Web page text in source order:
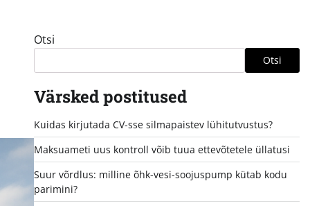
Otsi
Otsi
Värsked postitused
Kuidas kirjutada CV-sse silmapaistev lühitutvustus?
Maksuameti uus kontroll võib tuua ettevõtetele üllatusi
Suur võrdlus: milline õhk-vesi-soojuspump kütab kodu
parimini?